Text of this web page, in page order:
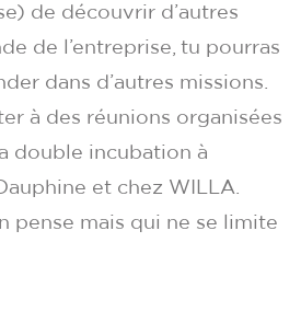
de découvrir d’autres
de l’entreprise, tu pourras
dans d’autres missions.
à des réunions organisées
double incubation à
et chez WILLA.
pense mais qui ne se limite